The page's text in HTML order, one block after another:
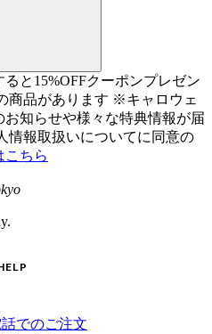
と15%OFFクーポンプレゼン
商品があります ※キャロウェ
知らせや様々な特典情報が届
情報取扱いについてに同意の
こちら
でのご注文